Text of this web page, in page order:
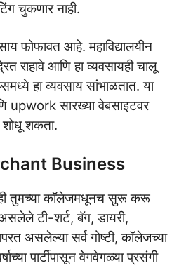
चुकणार नाही.
फोफावत आहे. महाविद्यालयीन
राहावे आणि हा व्यवसायही चालू
हा व्यवसाय सांभाळतात. या
upwork सारख्या वेबसाइटवर
शोधू शकता.
Business
तुमच्या कॉलेजमधूनच सुरू करू
टी-शर्ट, बॅग, डायरी,
असलेल्या सर्व गोष्टी, कॉलेजच्या
पार्टीपासून वेगवेगळ्या प्रसंगी